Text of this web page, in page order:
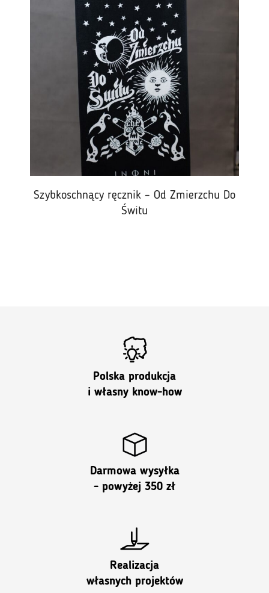
Szybkoschnący ręcznik – Od Zmierzchu Do
Świtu
Polska produkcja
i własny know-how
Darmowa wysyłka
- powyżej 350 zł
Realizacja
własnych projektów